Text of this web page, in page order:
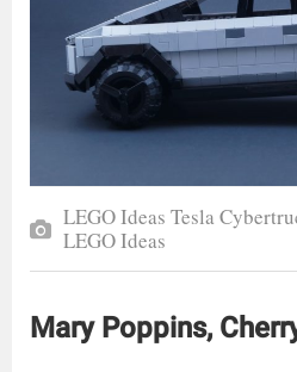
LEGO Ideas Tesla
LEGO Ideas
Mary Poppins,